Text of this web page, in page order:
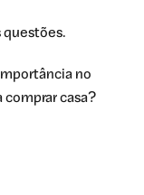
questões.
no
comprar casa?